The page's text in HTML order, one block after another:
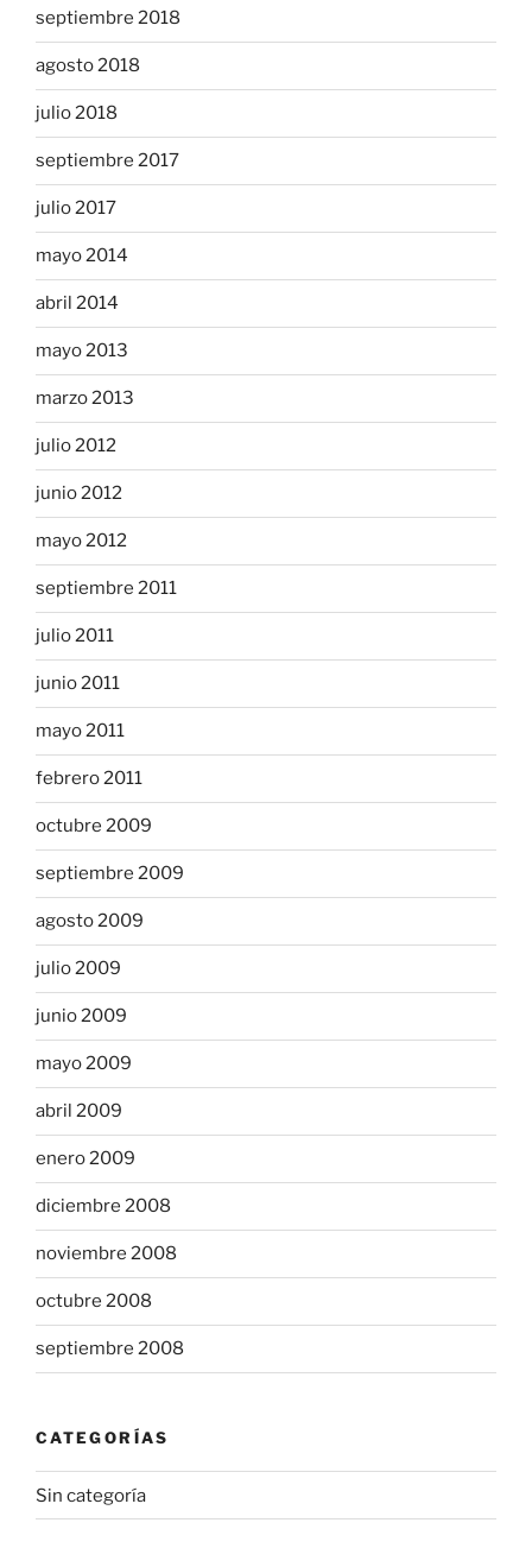
septiembre 2018
agosto 2018
julio 2018
septiembre 2017
julio 2017
mayo 2014
abril 2014
mayo 2013
marzo 2013
julio 2012
junio 2012
mayo 2012
septiembre 2011
julio 2011
junio 2011
mayo 2011
febrero 2011
octubre 2009
septiembre 2009
agosto 2009
julio 2009
junio 2009
mayo 2009
abril 2009
enero 2009
diciembre 2008
noviembre 2008
octubre 2008
septiembre 2008
CATEGORÍAS
Sin categoría